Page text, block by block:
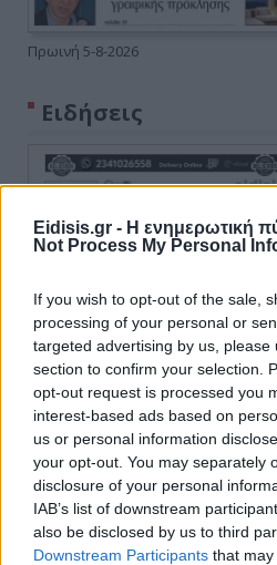
Eidisis.gr - Η ενημερωτική
Not Process My Personal
If you wish to opt-out of the sale,
processing of your personal or
targeted advertising by us, please
section to confirm your selection.
opt-out request is processed you
interest-based ads based on
us or personal information
your opt-out. You may separately
disclosure of your personal
IAB’s list of downstream
also be disclosed by us to third
Downstream Participants that
Πρωινή 5-8-2026
Ειδήσεις